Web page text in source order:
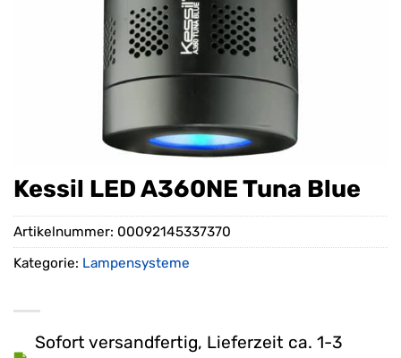
Kessil LED A360NE Tuna Blue
Sofort versandfertig, Lieferzeit ca. 1-3
Artikelnummer: 00092145337370
Kategorie: Lampensysteme